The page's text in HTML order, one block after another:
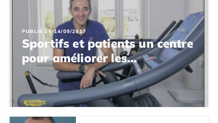
PUBLIÉ LE 14/09/2017
Sportifs et patients un centre
pour améliorer les...